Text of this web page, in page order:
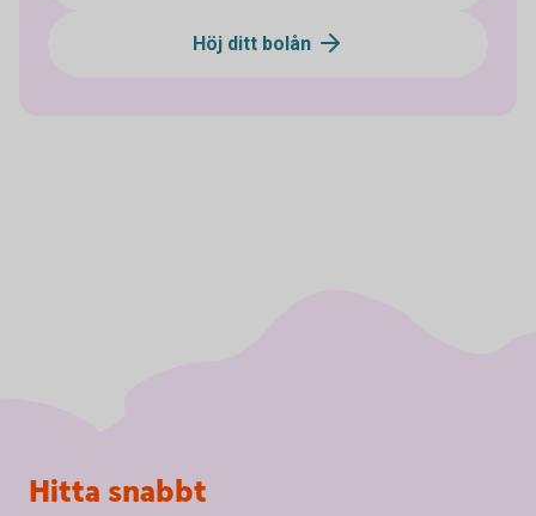
Höj ditt bolån
Sidfot
Hitta snabbt